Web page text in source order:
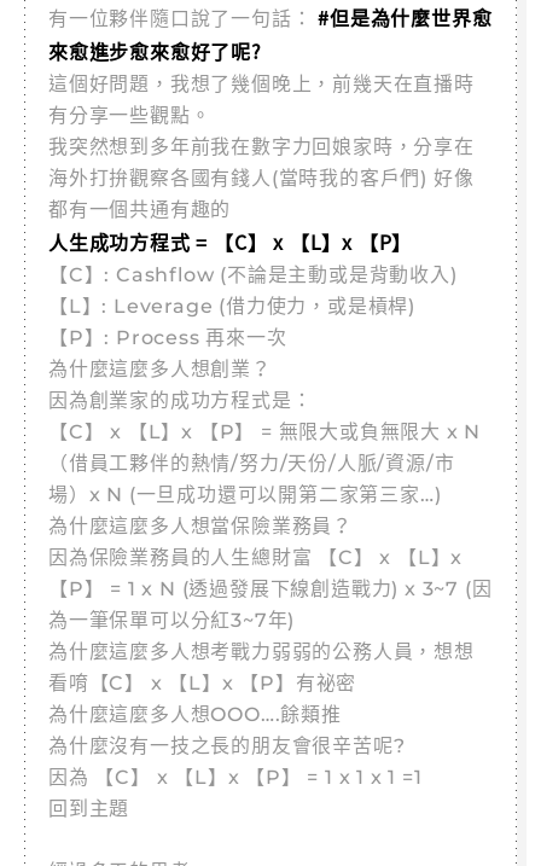
有一位夥伴隨口說了一句話：#但是為什麼世界愈
來愈進步愈來愈好了呢?
這個好問題，我想了幾個晚上，前幾天在直播時
有分享一些觀點。
我突然想到多年前我在數字力回娘家時，分享在
海外打拚觀察各國有錢人(當時我的客戶們) 好像
都有一個共通有趣的
人生成功方程式 = 【C】 x 【L】x 【P】
【C】: Cashflow (不論是主動或是背動收入)
【L】: Leverage (借力使力，或是槓桿)
【P】: Process 再來一次
為什麼這麼多人想創業？
因為創業家的成功方程式是：
【C】 x 【L】x 【P】 = 無限大或負無限大 x N
（借員工夥伴的熱情/努力/天份/人脈/資源/市
場）x N (一旦成功還可以開第二家第三家…)
為什麼這麼多人想當保險業務員？
因為保險業務員的人生總財富 【C】 x 【L】x
【P】 = 1 x N (透過發展下線創造戰力) x 3~7 (因
為一筆保單可以分紅3~7年)
為什麼這麼多人想考戰力弱弱的公務人員，想想
看唷【C】 x 【L】x 【P】有祕密
為什麼這麼多人想OOO….餘類推
為什麼沒有一技之長的朋友會很辛苦呢?
因為 【C】 x 【L】x 【P】 = 1 x 1 x 1 =1
回到主題